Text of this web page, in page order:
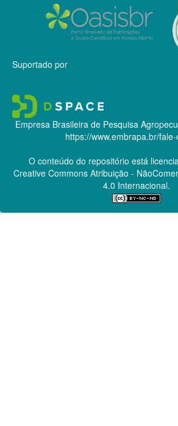
Suportado por
Empresa Brasileira de Pesquisa
https://www.embrapa.br/
O conteúdo do repositório está
Creative CommonsAtribuição -
4.0 Internacional.